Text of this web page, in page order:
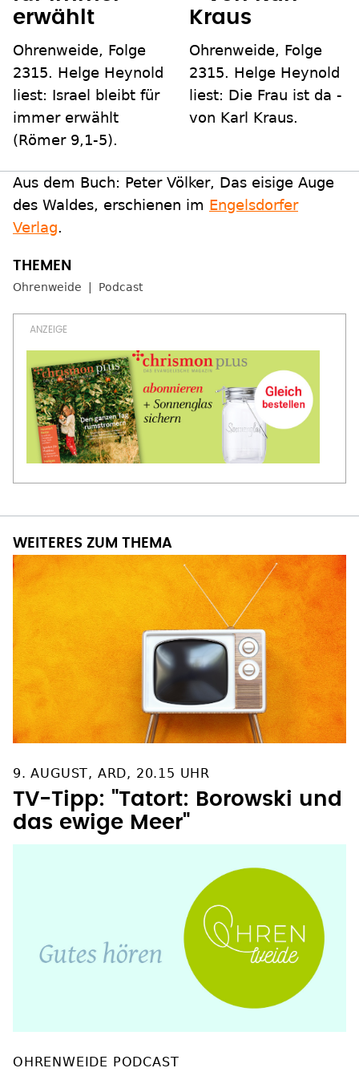
erwählt
Ohrenweide, Folge
2315. Helge Heynold
liest: Israel bleibt für
immer erwählt
(Römer 9,1-5).
Kraus
Ohrenweide, Folge
2315. Helge Heynold
liest: Die Frau ist da -
von Karl Kraus.
Aus dem Buch: Peter Völker, Das eisige Auge
des Waldes, erschienen im Engelsdorfer
Verlag.
Ohrenweide Podcast
WEITERES ZUM THEMA
9. AUGUST, ARD, 20.15 UHR
TV-Tipp: "Tatort: Borowski und
das ewige Meer"
OHRENWEIDE PODCAST